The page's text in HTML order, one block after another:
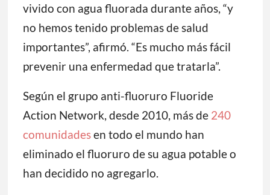
vivido con agua fluorada durante años, “y
no hemos tenido problemas de salud
importantes”, afirmó. “Es mucho más fácil
prevenir una enfermedad que tratarla”.
Según el grupo anti-fluoruro Fluoride
Action Network, desde 2010, más de 240
comunidadesen todo el mundo han
eliminado el fluoruro de su agua potable o
han decidido no agregarlo.